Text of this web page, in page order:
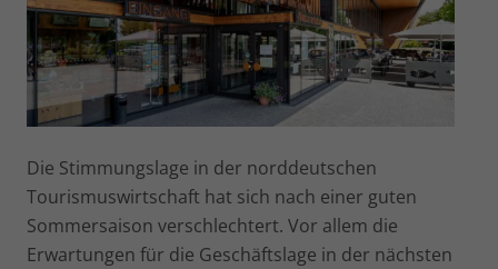
Die Stimmungslage in der norddeutschen
Tourismuswirtschaft hat sich nach einer guten
Sommersaison verschlechtert. Vor allem die
Erwartungen für die Geschäftslage in der nächsten